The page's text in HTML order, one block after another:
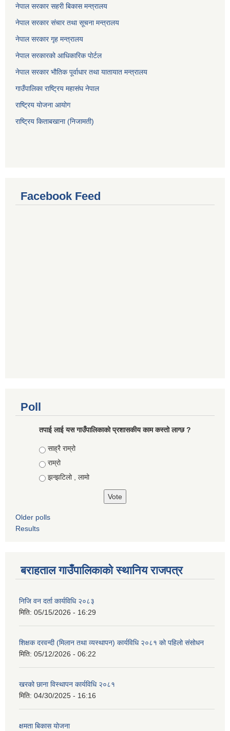
नेपाल सरकार सहरी बिकास मन्त्रालय
नेपाल सरकार संचार तथा सूचना मन्त्रालय
नेपाल सरकार गृह मन्त्रालय
नेपाल सरकारको आधिकारिक पोर्टल
नेपाल सरकार भौतिक पूर्वाधार तथा यातायात मन्त्रालय
गाउँपालिका राष्ट्रिय महासंघ नेपाल
राष्ट्रिय योजना आयोग
राष्ट्रिय किताबखाना (निजामती)
Facebook Feed
Poll
तपाई लाई यस गाउँपालिकाको प्रशासकीय काम कस्तो लाग्छ ?
Choices
साह्रै राम्रो
राम्रो
झन्झटिलो , लामो
Older polls
Results
बराहताल गाउँपालिकाको स्थानिय राजपत्र
निजि वन दर्ता कार्यविधि २०८३
मिति: 05/15/2026 - 16:29
शिक्षक दरवन्दी (मिलान तथा व्यस्थापन) कार्यविधि २०८१ को पहिलो संसोधन
मिति: 05/12/2026 - 06:22
खरको छाना विस्थापन कार्यविधि २०८१
मिति: 04/30/2025 - 16:16
क्षमता बिकास योजना